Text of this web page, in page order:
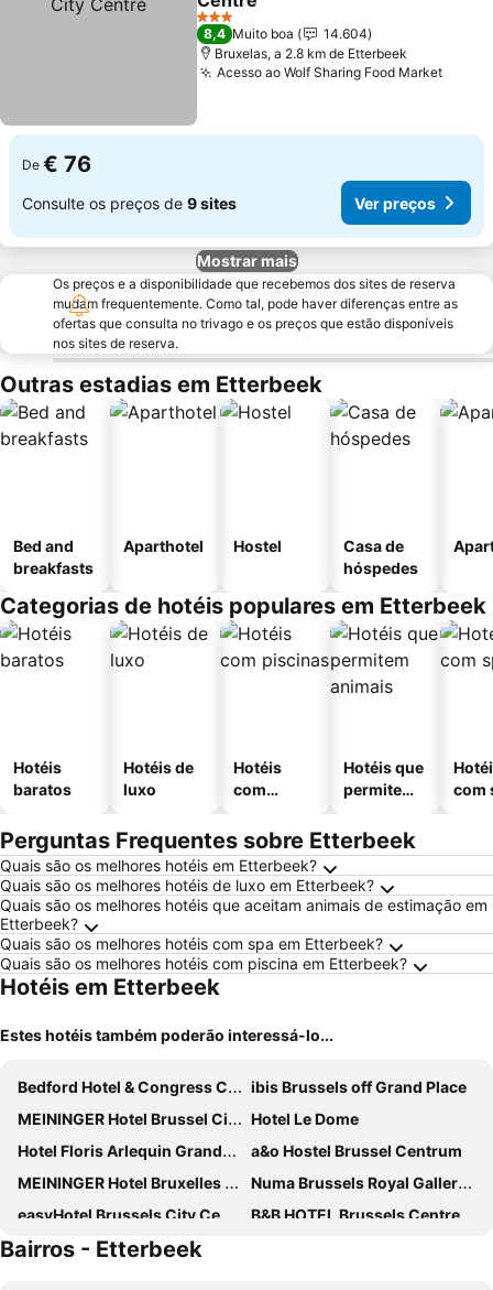
Ver preços
3 Estrelas
8,4 Muito boa
14.604
Bruxelas, a 2.8 km de Etterbeek
Acesso ao Wolf Sharing Food MarketVer
De € 76
Consulte os preços de 9 sites Ver preços
Mostrar mais
Os preços e a disponibilidade que recebemos dos sites de reserva
mudam frequentemente. Como tal, pode haver diferenças entre as
ofertas que consulta no trivago e os preços que estão disponíveis
nos sites de reserva.
Outras estadias em Etterbeek
Bed and
breakfasts
Aparthotel Hostel
Casa de
hóspedes
Categorias de hotéis populares em Etterbeek
Hotéis
baratos
Hotéis de
luxo
Hotéis
com
Hotéis que
permitem
com
Perguntas Frequentes sobre Etterbeek
Quais são os melhores hotéis em Etterbeek?
Quais são os melhores hotéis de luxo em Etterbeek?
Quais são os melhores hotéis que aceitam animais de estimação em
Etterbeek?
Quais são os melhores hotéis com spa em Etterbeek?
Quais são os melhores hotéis com piscina em Etterbeek?
Hotéis em Etterbeek
Estes hotéis também poderão interessá-lo...
Bedford Hotel & Congress Centre
ibis Brussels off Grand Place
MEININGER Hotel Brussel City Center
Hotel Le Dome
Hotel Floris Arlequin Grand-Place
a&o Hostel Brussel Centrum
MEININGER Hotel Bruxelles Gare Du Midi
Numa Brussels Royal Galleries
easyHotel Brussels City Centre
B&B HOTEL Brussels Centre Gare du Midi
Hotel Siru Brussels
Bairros - Etterbeek